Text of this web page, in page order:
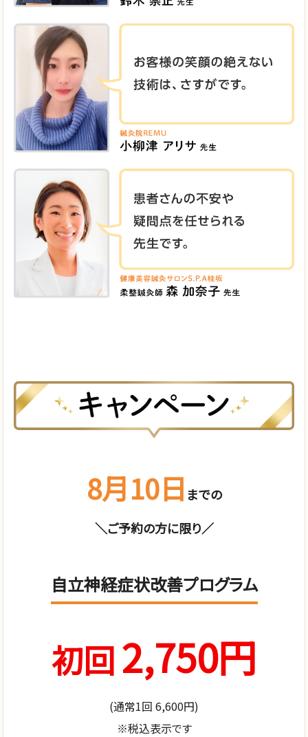
8月10日 までの
＼ご予約の方に限り／
自立神経症状改善プログラム
初回2,750円
(通常1回 6,600円)
※税込表示です